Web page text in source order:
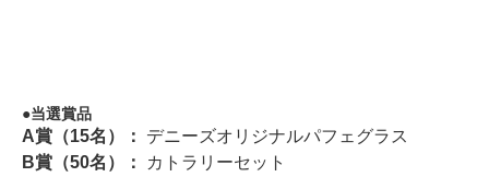
当選賞品
A賞（15名）： デニーズオリジナルパフェグラス
B賞（50名）：
カトラリーセット